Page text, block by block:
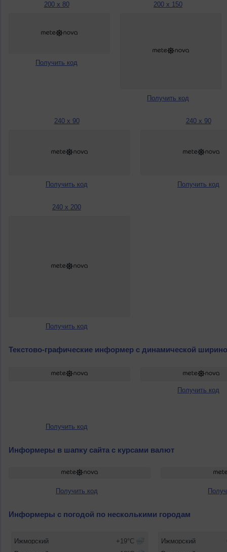
200 x 80
Получить код
200 x 150
Получить код
240 x 90
Получить код
240 x 90
Получить код
240 x 200
Получить код
Текстово-графические информер с динамической
Получить код
Получить код
Информеры в шапку сайта с курсами валют
Получить код
Информеры с погодой по несколькими городам